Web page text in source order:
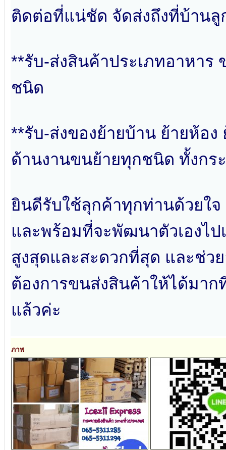
ติดต่อที่แน่ชัด จัดส่งถึงที่บ้านลู
**รับ-ส่งสินค้าประเภทอาหา
ชนิด
**รับ-ส่งของย้ายบ้าน ย้ายห้อง
ด้านงานขนย้ายทุกชนิด ทั้งกร
ยินดีรับใช้ลุกค้าทุกท่านด้วยใ
และพร้อมที่จะพัฒนาตัวเองไป
สูงสุดและสะดวกที่สุด และช่ว
ต้องการขนส่งสินค้าให้ได้มา
แล้วค่ะ
ภาพ